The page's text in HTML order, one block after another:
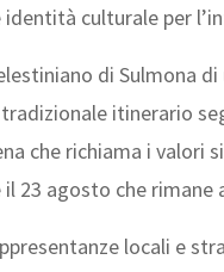
culturale per
di
itinerario
che richiama i valori
23 agosto che
locali e